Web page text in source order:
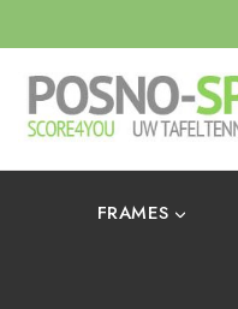
FRAMES